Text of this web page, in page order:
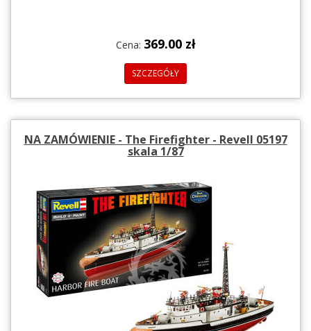
Cena: 369.00 zł
SZCZEGÓŁY
NA ZAMÓWIENIE - The Firefighter - Revell 05197
skala 1/87